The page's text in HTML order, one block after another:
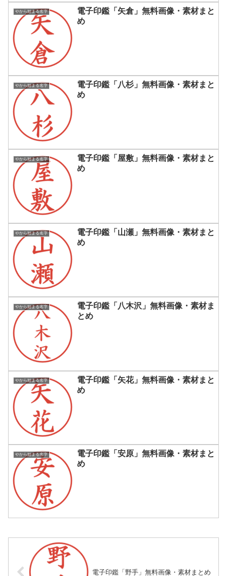
やから始まる名字
電子印鑑「矢倉」無料画像・素材まと
め
やから始まる名字
電子印鑑「八杉」無料画像・素材まと
め
やから始まる名字
電子印鑑「屋敷」無料画像・素材まと
め
やから始まる名字
電子印鑑「山瀬」無料画像・素材まと
め
やから始まる名字
電子印鑑「八木沢」無料画像・素材ま
とめ
やから始まる名字
電子印鑑「矢花」無料画像・素材まと
め
やから始まる名字
電子印鑑「安原」無料画像・素材まと
め
電子印鑑「野手」無料画像・素材まとめ